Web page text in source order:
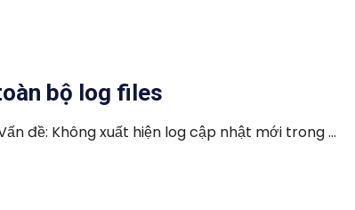
bộ log files
đề: Không xuất hiện log cập nhật mới trong ...